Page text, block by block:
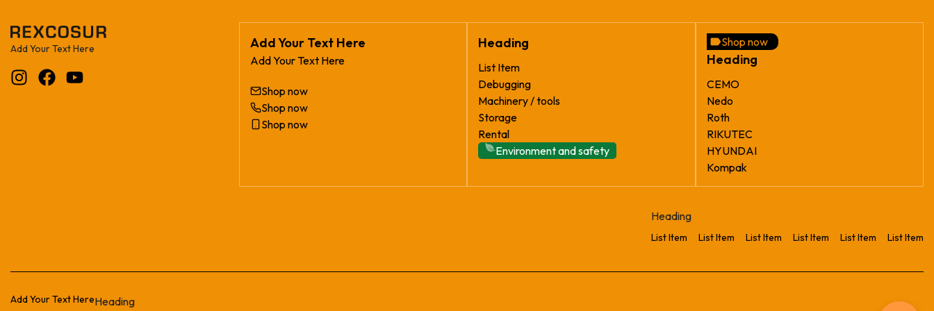
Add Your Text Here Add Your Text Here
Add Your Text Here
Shop now
Shop now
Shop now
Heading
List Item
Debugging
Machinery / tools
Storage
Rental
Environment and safety
Shop now
Heading
CEMO
Nedo
Roth
RIKUTEC
HYUNDAI
Kompak
Heading
List Item List Item List Item List Item List Item List Item
Add Your Text HereHeading